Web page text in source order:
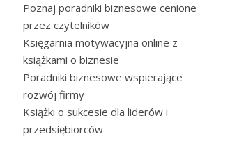
Poznaj poradniki biznesowe cenione
przez czytelników
Księgarnia motywacyjna online z
książkami o biznesie
Poradniki biznesowe wspierające
rozwój firmy
Książki o sukcesie dla liderów i
przedsiębiorców